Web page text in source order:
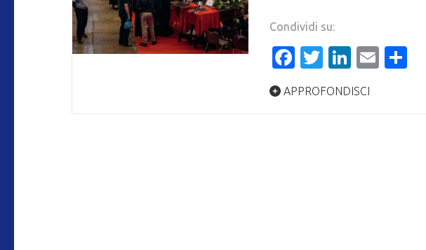
Condividi su:
Facebook
Twitter
LinkedIn
Email
APPROFONDISCI